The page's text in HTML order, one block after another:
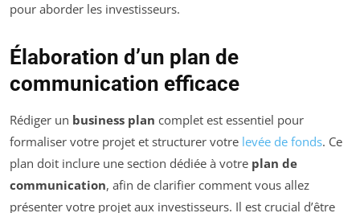
pour aborder les investisseurs.
Élaboration d’un plan de
communication efficace
Rédiger un business plan complet est essentiel pour
formaliser votre projet et structurer votre levée de fonds. Ce
plan doit inclure une section dédiée à votre plan de
communication, afin de clarifier comment vous allez
présenter votre projet aux investisseurs. Il est crucial d’être